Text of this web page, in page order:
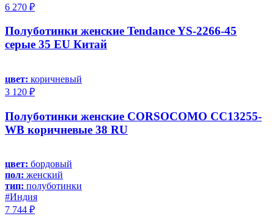
6 270 ₽
Полуботинки женские Tendance YS-2266-45
серые 35 EU Китай
цвет: коричневый
3 120 ₽
Полуботинки женские CORSOCOMO CC13255-
WB коричневые 38 RU
цвет: бордовый
пол: женский
тип: полуботинки
#Индия
7 744 ₽